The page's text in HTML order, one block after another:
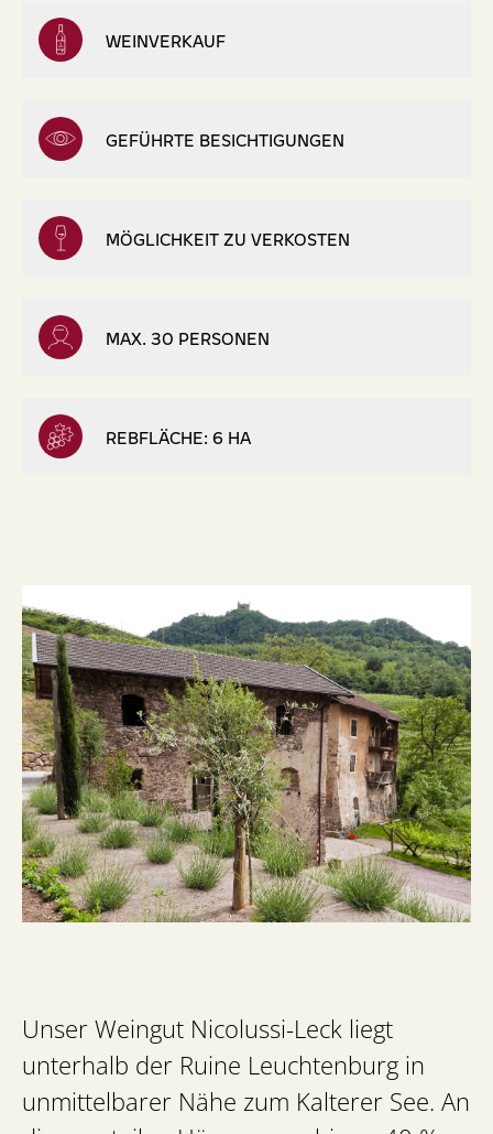
WEINVERKAUF
GEFÜHRTE BESICHTIGUNGEN
MÖGLICHKEIT ZU VERKOSTEN
MAX. 30 PERSONEN
REBFLÄCHE: 6 HA
Unser Weingut Nicolussi-Leck liegt
unterhalb der Ruine Leuchtenburg in
unmittelbarer Nähe zum Kalterer See. An